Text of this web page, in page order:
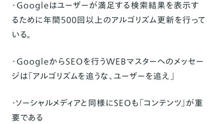
・Googleはユーザーが満足する検索結果を表示す
るために年間500回以上のアルゴリズム更新を行って
いる。
・GoogleからSEOを行うWEBマスターへのメッセー
ジは「アルゴリズムを追うな、ユーザーを追え」
・ソーシャルメディアと同様にSEOも「コンテンツ」が重
要である